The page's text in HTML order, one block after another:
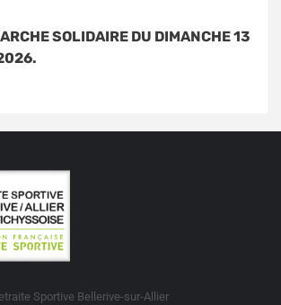
SOLIDAIRE DU DIMANCHE 13
Sportive Bellerive-sur-Allier